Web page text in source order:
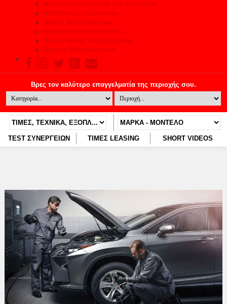
Μεταχειρισμένα μέχρι και 35% φτηνότερα
Αναζήτηση μεταχειρισμένου
Δοκιμές Μεταχειρισμένων
Αγοράζοντας Μεταχειρισμένο
Οδηγός Αγοράς Μεταχειρισμένου
Έμποροι Μεταχειρισμένων
TEST ΣΥΝΕΡΓΕΙΩΝ ΤΙΜΕΣ LEASING SHORT VIDEOS